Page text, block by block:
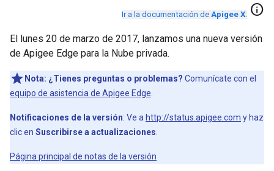
Ir a la documentación de Apigee X. info
El lunes 20 de marzo de 2017, lanzamos una nueva versión
de Apigee Edge para la Nube privada.
Nota: ¿Tienes preguntas o problemas? Comunícate con el
equipo de asistencia de Apigee Edge
Notificaciones de la versión: Ve a http://status.apigee.com y haz
clic en Suscribirse a actualizaciones
Página principal de notas de la versión